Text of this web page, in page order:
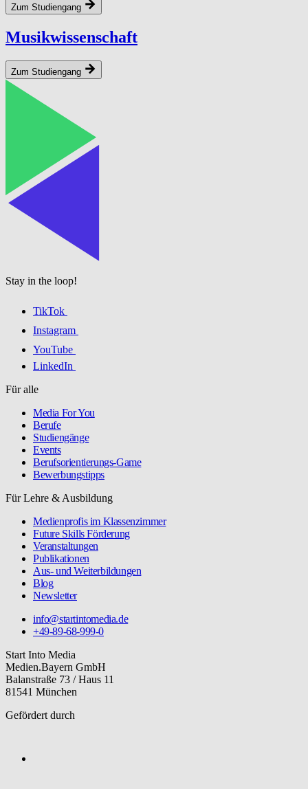
Zum Studiengang
Musikwissenschaft
Zum Studiengang
Stay in the loop!
TikTok
Instagram
YouTube
LinkedIn
Für alle
Media For You
Berufe
Studiengänge
Events
Berufsorientierungs-Game
Bewerbungstipps
Für Lehre & Ausbildung
Medienprofis im Klassenzimmer
Future Skills Förderung
Veranstaltungen
Publikationen
Aus- und Weiterbildungen
Blog
Newsletter
info@startintomedia.de
+49-89-68-999-0
Start Into Media
Medien.Bayern GmbH
Balanstraße 73 / Haus 11
81541 München
Gefördert durch